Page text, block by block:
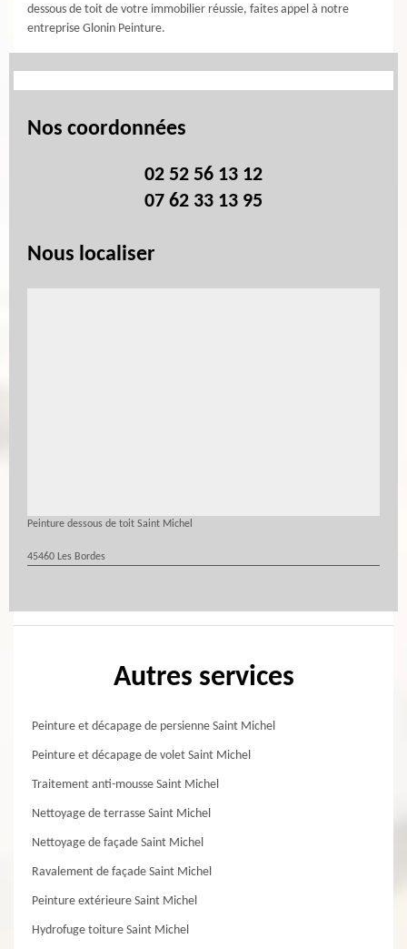
dessous de toit de votre immobilier réussie, faites appel à notre
entreprise Glonin Peinture.
Nos coordonnées
02 52 56 13 12
07 62 33 13 95
Nous localiser
Peinture dessous de toit Saint Michel
45460 Les Bordes
Autres services
Peinture et décapage de persienne Saint Michel
Peinture et décapage de volet Saint Michel
Traitement anti-mousse Saint Michel
Nettoyage de terrasse Saint Michel
Nettoyage de façade Saint Michel
Ravalement de façade Saint Michel
Peinture extérieure Saint Michel
Hydrofuge toiture Saint Michel